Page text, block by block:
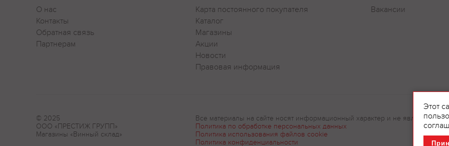
О нас
Контакты
Обратная связь
Партнерам
Карта постоянного покупателя
Каталог
Магазины
Акции
Новости
Правовая информация
Вакансии
© 2025
ООО «ПРЕСТИЖ ГРУПП»
Магазины «Винный склад»
Все материалы на сайте носят информационный характер и не являются
Политика по обработке персональных данных
Политика использования файлов cookie
Политика конфиденциальности
Этот